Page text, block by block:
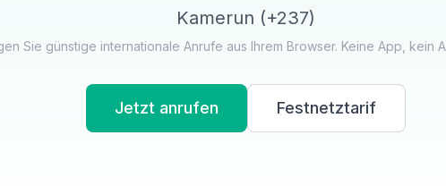
Kamerun (+237)
Sie günstige internationale Anrufe aus Ihrem Browser. Keine App, kein
Jetzt anrufen Festnetztarif